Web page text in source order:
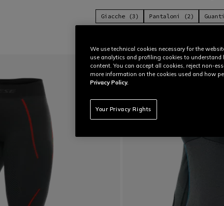
Giacche (3) Pantaloni (2)
We use technical cookies necessary for the
use analytics and profiling cookies to
content. You can accept all cookies, reject non-
more information on the cookies used and how
Privacy Policy.
Your Privacy Rights